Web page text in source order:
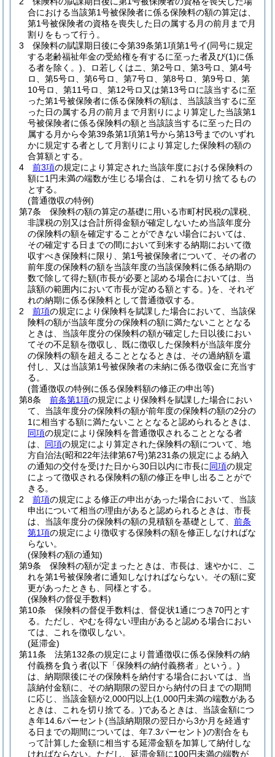
合における当該第1号被保険者に係る保険料の額の算定は、
第1号被保険者の資格を喪失した日の属する月の前月まで月
割りをもって行う。
3
保険料の賦課期日後に令第39条第1項第1号イ(同号に規定
する老齢福祉年金の受給権を有するに至った者及び(1)に係
る者を除く。) 、ロ若しくはニ、第2号ロ、第3号ロ、第4号
ロ、第5号ロ、第6号ロ、第7号ロ、第8号ロ、第9号ロ、第
10号ロ、第11号ロ、第12号ロ又は第13号ロに該当するに至
った第1号被保険者に係る保険料の額は、当該該当するに至
った日の属する月の前月まで月割りにより算定した当該第1
号被保険者に係る保険料の額と当該該当するに至った日の
属する月から令第39条第1項第1号から第13号までのいずれ
かに規定する者として月割りにより算定した保険料の額の
合算額とする。
4
前3項の規定により算定された当該年度における保険料の
額に1円未満の端数が生じる場合は、これを切り捨てるもの
とする。
(普通徴収の特例)
第7条
保険料の額の算定の基礎に用いる市町村民税の課税、
非課税の別又は合計所得金額が確定しないため当該年度分
の保険料の額を確定することができない場合においては、
その確定する日までの間において到来する納期において徴
収すべき保険料に限り、第1号被保険者について、その者の
前年度の保険料の額を当該年度の当該保険料に係る納期の
数で除して得た額(市長が必要と認める場合においては、当
該額の範囲内において市長が定める額とする。)を、それぞ
れの納期に係る保険料として普通徴収する。
2
前項の規定により保険料を賦課した場合において、当該保
険料の額が当該年度分の保険料の額に満たないこととなる
ときは、当該年度分の保険料の額が確定した日以後におい
てその不足額を徴収し、既に徴収した保険料が当該年度分
の保険料の額を超えることとなるときは、その過納額を還
付し、又は当該第1号被保険者の未納に係る徴収金に充当す
る。
(普通徴収の特例に係る保険料額の修正の申出等)
第8条
前条第1項の規定により保険料を賦課した場合におい
て、当該年度分の保険料の額が前年度の保険料の額の2分の
1に相当する額に満たないこととなると認められるときは、
同項の規定により保険料を普通徴収されることとなる者
は、 同項の規定により算定された保険料の額について、地
方自治法(昭和22年法律第67号)第231条の規定による納入
の通知の交付を受けた日から30日以内に市長に同項の規定
によって徴収される保険料の額の修正を申し出ることがで
きる。
2
前項の規定による修正の申出があった場合において、当該
申出について相当の理由があると認められるときは、市長
は、当該年度分の保険料の額の見積額を基礎として、 前条
第1項の規定により徴収する保険料の額を修正しなければな
らない。
(保険料の額の通知)
第9条
保険料の額が定まったときは、市長は、速やかに、こ
れを第1号被保険者に通知しなければならない。 その額に変
更があったときも、同様とする。
(保険料の督促手数料)
第10条
保険料の督促手数料は、督促状1通につき70円とす
る。 ただし、やむを得ない理由があると認める場合におい
ては、これを徴収しない。
(延滞金)
第11条
法第132条の規定により普通徴収に係る保険料の納
付義務を負う者(以下「保険料の納付義務者」という。)
は、納期限後にその保険料を納付する場合においては、当
該納付金額に、その納期限の翌日から納付の日までの期間
に応じ、当該金額が2,000円以上(1,000円未満の端数がある
ときは、これを切り捨てる。)であるときは、当該金額につ
き年14.6パーセント(当該納期限の翌日から3か月を経過す
る日までの期間については、年7.3パーセント)の割合をも
って計算した金額に相当する延滞金額を加算して納付しな
ければならない。 ただし、延滞金額に100円未満の端数が